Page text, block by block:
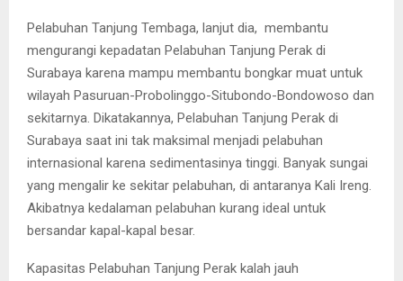
Pelabuhan Tanjung Tembaga, lanjut dia, membantu
mengurangi kepadatan Pelabuhan Tanjung Perak di
Surabaya karena mampu membantu bongkar muat untuk
wilayah Pasuruan-Probolinggo-Situbondo-Bondowoso dan
sekitarnya. Dikatakannya, Pelabuhan Tanjung Perak di
Surabaya saat ini tak maksimal menjadi pelabuhan
internasional karena sedimentasinya tinggi. Banyak sungai
yang mengalir ke sekitar pelabuhan, di antaranya Kali Ireng.
Akibatnya kedalaman pelabuhan kurang ideal untuk
bersandar kapal-kapal besar.
Kapasitas Pelabuhan Tanjung Perak kalah jauh